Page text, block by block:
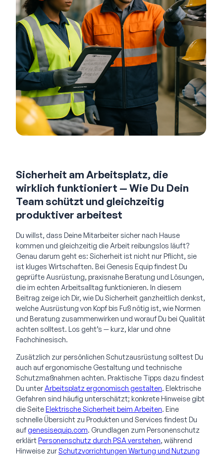
Sicherheit am Arbeitsplatz, die
wirklich funktioniert — Wie Du Dein
Team schützt und gleichzeitig
produktiver arbeitest
Du willst, dass Deine Mitarbeiter sicher nach Hause
kommen und gleichzeitig die Arbeit reibungslos läuft?
Genau darum geht es: Sicherheit ist nicht nur Pflicht, sie
ist kluges Wirtschaften. Bei Genesis Equip findest Du
geprüfte Ausrüstung, praxisnahe Beratung und Lösungen,
die im echten Arbeitsalltag funktionieren. In diesem
Beitrag zeige ich Dir, wie Du Sicherheit ganzheitlich denkst,
welche Ausrüstung von Kopf bis Fuß nötig ist, wie Normen
und Beratung zusammenwirken und worauf Du bei Qualität
achten solltest. Los geht’s — kurz, klar und ohne
Fachchinesisch.
Zusätzlich zur persönlichen Schutzausrüstung solltest Du
auch auf ergonomische Gestaltung und technische
Schutzmaßnahmen achten. Praktische Tipps dazu findest
Du unter Arbeitsplatz ergonomisch gestalten. Elektrische
Gefahren sind häufig unterschätzt; konkrete Hinweise gibt
die SeiteElektrische Sicherheit beim Arbeiten. Eine
schnelle Übersicht zu Produkten und Services findest Du
aufgenesisequip.com. Grundlagen zum Personenschutz
erklärtPersonenschutz durch PSA verstehen, während
Hinweise zurSchutzvorrichtungen Wartung und Nutzung